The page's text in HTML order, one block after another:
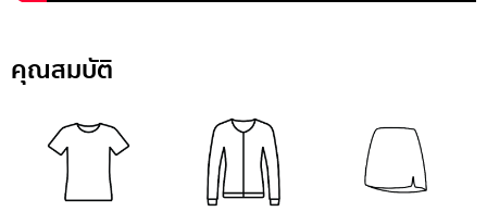
คุณสมบัติ